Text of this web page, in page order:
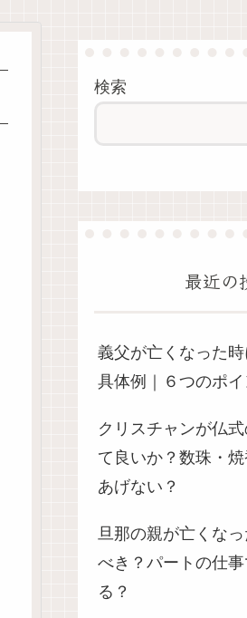
検索
最近の
義父が亡くなった
具体例｜６つのポイ
クリスチャンが仏
て良いか？数珠・
あげない？
旦那の親が亡くな
べき？パートの仕
る？